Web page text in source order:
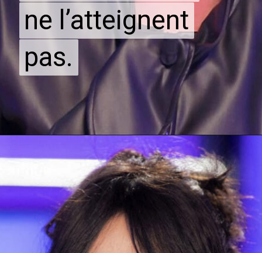
ne l’atteignent
pas.
ne l’atteignent
pas.